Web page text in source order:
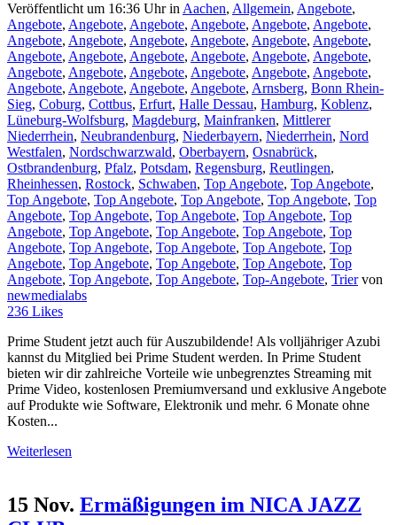
Veröffentlicht um 16:36 UhrinAachen, Allgemein, Angebote,
Angebote, Angebote, Angebote, Angebote, Angebote, Angebote,
Angebote, Angebote, Angebote, Angebote, Angebote, Angebote,
Angebote, Angebote, Angebote, Angebote, Angebote, Angebote,
Angebote, Angebote, Angebote, Angebote, Angebote, Angebote,
Angebote, Angebote, Angebote, Angebote, Arnsberg, Bonn Rhein-
Sieg, Coburg, Cottbus, Erfurt, Halle Dessau, Hamburg, Koblenz,
Lüneburg-Wolfsburg, Magdeburg, Mainfranken, Mittlerer
Niederrhein, Neubrandenburg, Niederbayern, Niederrhein, Nord
Westfalen, Nordschwarzwald, Oberbayern, Osnabrück,
Ostbrandenburg, Pfalz, Potsdam, Regensburg, Reutlingen,
Rheinhessen, Rostock, Schwaben, Top Angebote, Top Angebote,
Top Angebote, Top Angebote, Top Angebote, Top Angebote, Top
Angebote, Top Angebote, Top Angebote, Top Angebote, Top
Angebote, Top Angebote, Top Angebote, Top Angebote, Top
Angebote, Top Angebote, Top Angebote, Top Angebote, Top
Angebote, Top Angebote, Top Angebote, Top Angebote, Top
Angebote, Top Angebote, Top Angebote, Top-Angebote, Trier von
newmedialabs
236 Likes
Prime Student jetzt auch für Auszubildende! Als volljähriger Azubi
kannst du Mitglied bei Prime Student werden. In Prime Student
bieten wir dir zahlreiche Vorteile wie unbegrenztes Streaming mit
Prime Video, kostenlosen Premiumversand und exklusive Angebote
auf Produkte wie Software, Elektronik und mehr. 6 Monate ohne
Kosten...
Weiterlesen
15 Nov. Ermäßigungen im NICA JAZZ